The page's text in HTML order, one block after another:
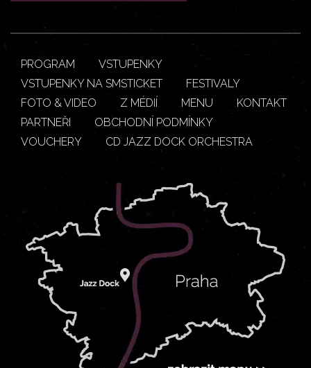
PROGRAM
VSTUPENKY
VSTUPENKY NA SMSTICKET
FESTIVALY
FOTO & VIDEO
Z MÉDIÍ MENU
KONTAKT
PARTNEŘI
OBCHODNÍ PODMÍNKY
VOUCHERY
CD JAZZ DOCK ORCHESTRA